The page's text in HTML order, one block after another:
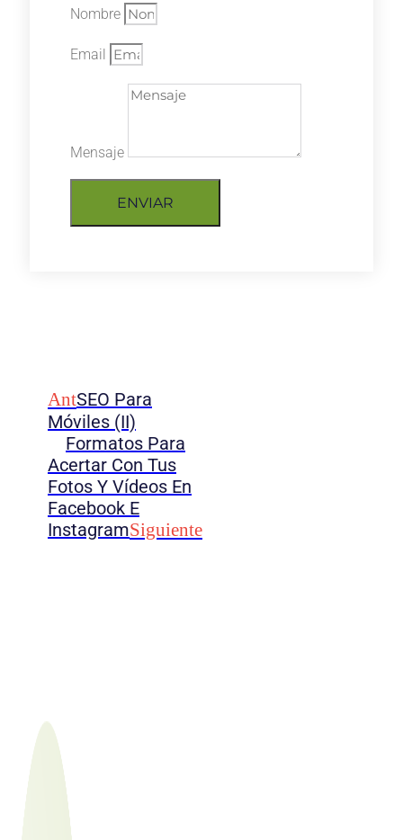
Nombre
Email
Mensaje
ENVIAR
AntSEO Para
Móviles (II)
Formatos Para
Acertar Con Tus
Fotos Y Vídeos En
Facebook E
InstagramSiguiente